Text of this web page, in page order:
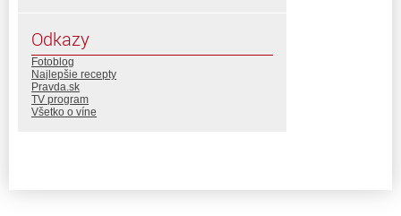
Odkazy
Fotoblog
Najlepšie recepty
Pravda.sk
TV program
Všetko o víne